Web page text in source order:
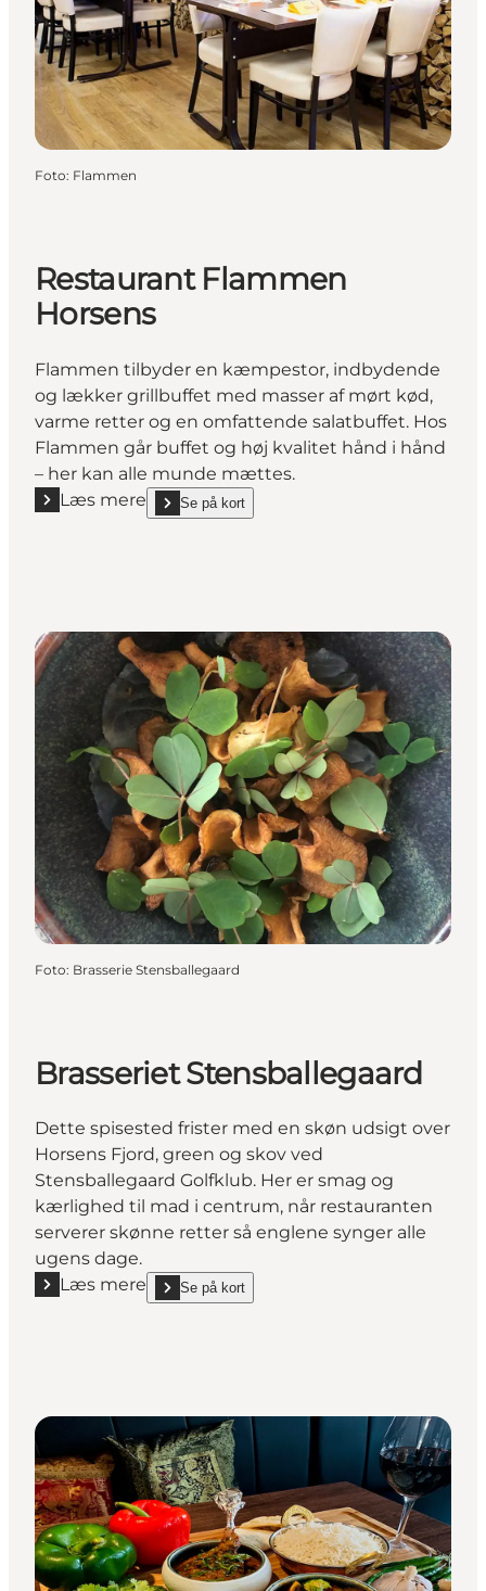
Foto: Flammen
Restaurant Flammen
Horsens
Flammen tilbyder en kæmpestor, indbydende
og lækker grillbuffet med masser af mørt kød,
varme retter og en omfattende salatbuffet. Hos
Flammen går buffet og høj kvalitet hånd i hånd
– her kan alle munde mættes.
Læs mere
Læs mere "Restaurant Flammen Horsens"
Se på kort
show Restaurant Flammen Horsens on_map
Foto: Brasserie Stensballegaard
Brasseriet Stensballegaard
Dette spisested frister med en skøn udsigt over
Horsens Fjord, green og skov ved
Stensballegaard Golfklub. Her er smag og
kærlighed til mad i centrum, når restauranten
serverer skønne retter så englene synger alle
ugens dage.
Læs mere
Læs mere "Brasseriet Stensballegaard"
Se på kort
show Brasseriet Stensballegaard on_map